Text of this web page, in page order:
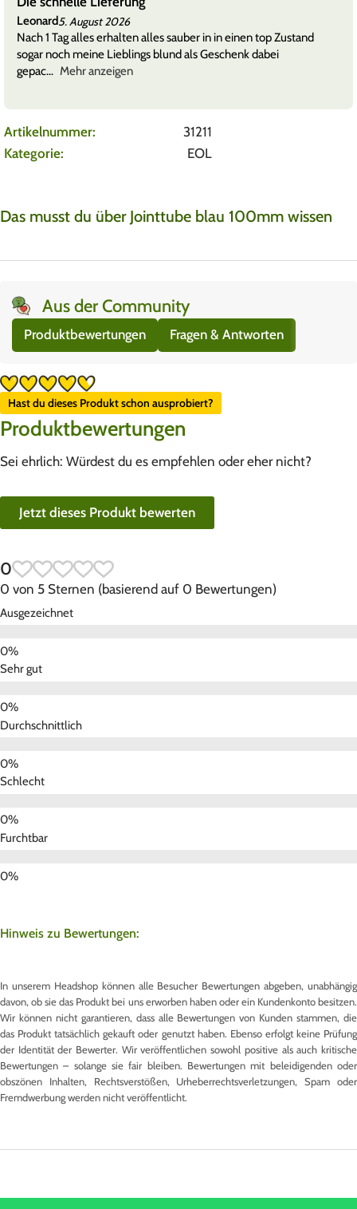
Leonard5. August 2026
Nach 1 Tag alles erhalten alles sauber in in einen top Zustand
sogar noch meine Lieblings blund als Geschenk dabei
gepac
Mehr anzeigen
Artikelnummer:
31211
Kategorie:
EOL
Das musst du über Jointtube blau 100mm wissen
Aus der Community
Produktbewertungen Fragen & Antworten
Hast du dieses Produkt schon ausprobiert?
Produktbewertungen
Sei ehrlich: Würdest du es empfehlen oder eher nicht?
Jetzt dieses Produkt bewerten
0
0 von 5 Sternen (basierend auf 0 Bewertungen)
Ausgezeichnet
Sehr gut
Durchschnittlich
Schlecht
Furchtbar
Hinweis zu Bewertungen:
In unserem Headshop können alle Besucher Bewertungen abgeben, unabhängig
davon, ob sie das Produkt bei uns erworben haben oder ein Kundenkonto besitzen.
Wir können nicht garantieren, dass alle Bewertungen von Kunden stammen, die
das Produkt tatsächlich gekauft oder genutzt haben. Ebenso erfolgt keine Prüfung
der Identität der Bewerter. Wir veröffentlichen sowohl positive als auch kritische
Bewertungen – solange sie fair bleiben. Bewertungen mit beleidigenden oder
obszönen Inhalten, Rechtsverstößen, Urheberrechtsverletzungen, Spam oder
Fremdwerbung werden nicht veröffentlicht.